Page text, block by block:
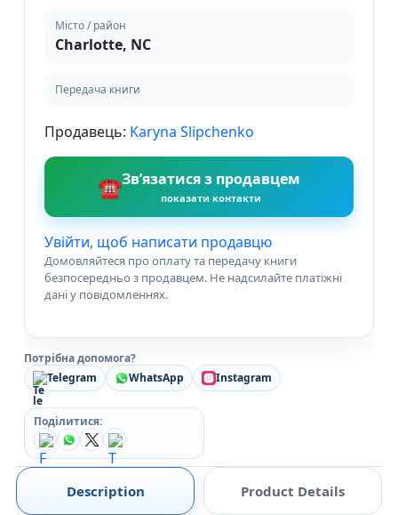
Місто / район
Charlotte, NC
Передача книги
Продавець: Karyna Slipchenko
☎Зв’язатися з продавцем
показати контакти
Увійти, щоб написати продавцю
Домовляйтеся про оплату та передачу книги
безпосередньо з продавцем. Не надсилайте платіжні
дані у повідомленнях.
Потрібна допомога?
Telegram
WhatsApp Instagram
Поділитися:
Description Product Details